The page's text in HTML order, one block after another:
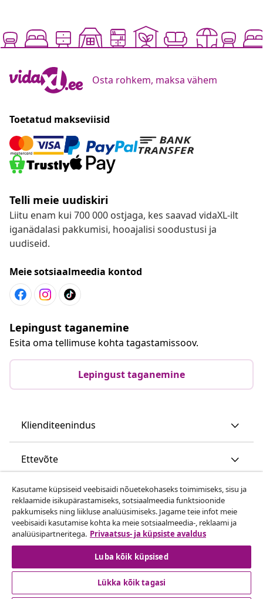
Osta rohkem, maksa vähem
Toetatud makseviisid
Telli meie uudiskiri
Liitu enam kui 700 000 ostjaga, kes saavad vidaXL-ilt
iganädalasi pakkumisi, hooajalisi soodustusi ja
uudiseid.
Meie sotsiaalmeedia kontod
Lepingust taganemine
Esita oma tellimuse kohta tagastamissoov.
Lepingust taganemine
Klienditeenindus
Ettevõte
vidaXL
Vaata rohkem
Kasutame küpsiseid veebisaidi nõuetekohaseks toimimiseks, sisu ja
reklaamide isikupärastamiseks, sotsiaalmeedia funktsioonide
pakkumiseks ning liikluse analüüsimiseks. Jagame teie infot meie
veebisaidi kasutamise kohta ka meie sotsiaalmeedia-, reklaami ja
analüüsipartneritega. Privaatsus- ja küpsiste avaldus
Luba kõik küpsised
Lükka kõik tagasi